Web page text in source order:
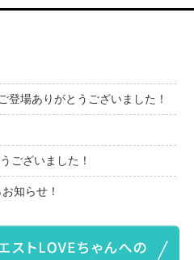
登場ありがとうございました！
ございました！
知らせ！